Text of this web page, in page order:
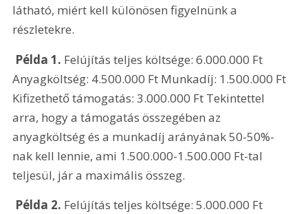
látható, miért kell különösen figyelnünk a
részletekre.
Példa 1. Felújítás teljes költsége: 6.000.000 Ft
Anyagköltség: 4.500.000 Ft Munkadíj: 1.500.000 Ft
Kifizethető támogatás: 3.000.000 Ft Tekintettel
arra, hogy a támogatás összegében az
anyagköltség és a munkadíj arányának 50-50%-
nak kell lennie, ami 1.500.000-1.500.000 Ft-tal
teljesül, jár a maximális összeg.
Példa 2. Felújítás teljes költsége: 5.000.000 Ft